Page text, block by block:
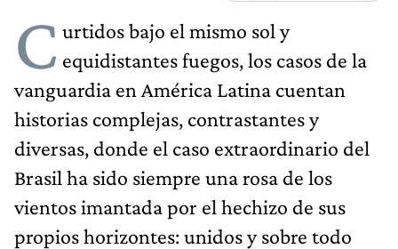
C urtidos bajo el mismo sol y
equidistantes fuegos, los casos de la
vanguardia en América Latina cuentan
historias complejas, contrastantes y
diversas, donde el caso extraordinario del
Brasil ha sido siempre una rosa de los
vientos imantada por el hechizo de sus
propios horizontes: unidos y sobre todo